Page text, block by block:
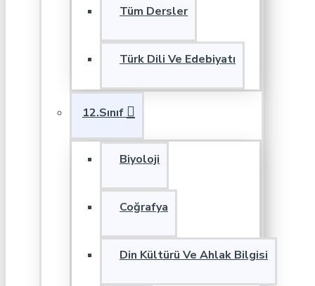
Tüm Dersler
Türk Dili Ve Edebiyatı
12.Sınıf
Biyoloji
Coğrafya
Din Kültürü Ve Ahlak Bilgisi